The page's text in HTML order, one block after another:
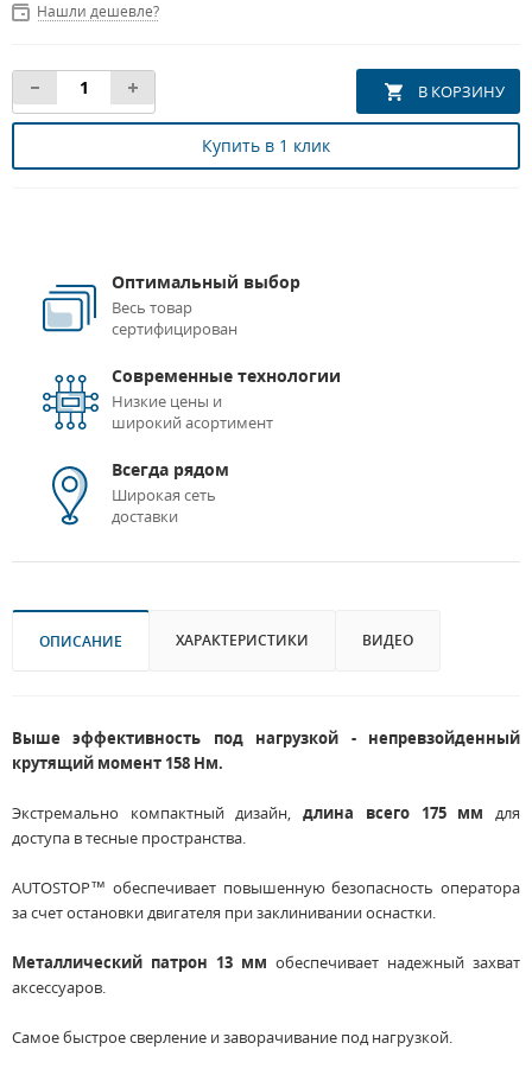
Нашли дешевле?
Купить в 1 клик
Оптимальный выбор
Весь товар
сертифицирован
Современные технологии
Низкие цены и
широкий асортимент
Всегда рядом
Широкая сеть
доставки
ОПИСАНИЕ ХАРАКТЕРИСТИКИ ВИДЕО
Выше эффективность под нагрузкой - непревзойденный
крутящий момент 158 Нм.
Экстремально компактный дизайн, длина всего 175 мм для
доступа в тесные пространства.
AUTOSTOP™ обеспечивает повышенную безопасность оператора
за счет остановки двигателя при заклинивании оснастки.
Металлический патрон 13 мм обеспечивает надежный захват
аксессуаров.
Самое быстрое сверление и заворачивание под нагрузкой.